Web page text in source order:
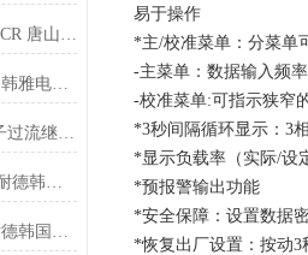
施耐德韩国三和SAMWHA EOCR 唐山韩雅电气五一放假通知
EOCRSS过载保护继电器-唐山韩雅电气专注施耐德韩国三和EOCR
施耐德韩国三和SAMWHA电子过流继电器EOCR-SS该如何使用？
EOCR-DS3免费配装端子盖施耐德韩国三和SAMWHA
EOCR-SS免费配装端子盖施耐德韩国三和SAMWHA
易于操作
*主/校准菜单：分菜单
-主菜单：数据输入频
-校准菜单:可指示狭窄
*3秒间隔循环显示：3
*显示负载率（实际/设
*预报警输出功能
*安全保障：设置数据
*恢复出厂设置：按动